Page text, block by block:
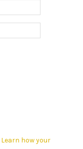
Learn how your